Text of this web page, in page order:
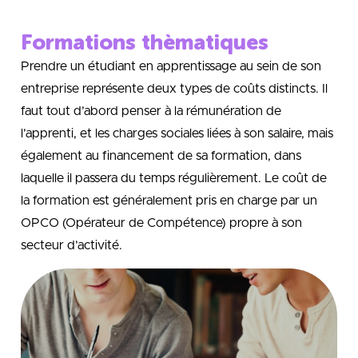
Formations thèmatiques
Prendre un étudiant en apprentissage au sein de son
entreprise représente deux types de coûts distincts. Il
faut tout d’abord penser à la rémunération de
l’apprenti, et les charges sociales liées à son salaire, mais
également au financement de sa formation, dans
laquelle il passera du temps régulièrement. Le coût de
la formation est généralement pris en charge par un
OPCO (Opérateur de Compétence) propre à son
secteur d’activité.